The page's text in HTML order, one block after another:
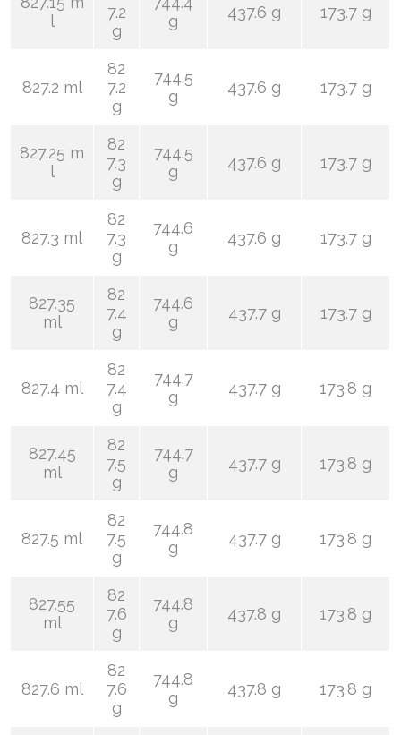
l
7.2
g
g
437.6 g 173.7 g
827.2 ml
82
7.2
g
744.5
g
437.6 g 173.7 g
827.25 m
l
82
7.3
g
744.5
g
437.6 g 173.7 g
827.3 ml
82
7.3
g
744.6
g
437.6 g 173.7 g
827.35
ml
82
7.4
g
744.6
g
437.7 g 173.7 g
827.4 ml
82
7.4
g
744.7
g
437.7 g 173.8 g
827.45
ml
82
7.5
g
744.7
g
437.7 g 173.8 g
827.5 ml
82
7.5
g
744.8
g
437.7 g 173.8 g
827.55
ml
82
7.6
g
744.8
g
437.8 g 173.8 g
827.6 ml
82
7.6
g
744.8
g
437.8 g 173.8 g